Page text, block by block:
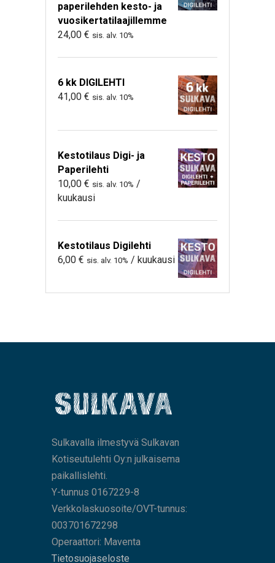
paperilehden kesto- ja
vuosikertatilaajillemme
24,00 € sis. alv. 10%
6 kk DIGILEHTI
41,00 € sis. alv. 10%
Kestotilaus Digi- ja
Paperilehti
10,00 € sis. alv. 10% /
kuukausi
Kestotilaus Digilehti
6,00 € sis. alv. 10% / kuukausi
Sulkavalla ilmestyvä Sulkavan
Kotiseutulehti Oy:n julkaisema
paikallislehti.
Y-tunnus 0167229-8
Verkkolaskuosoite/OVT-tunnus:
003701672298
Operaattori: Maventa
Tietosuojaseloste